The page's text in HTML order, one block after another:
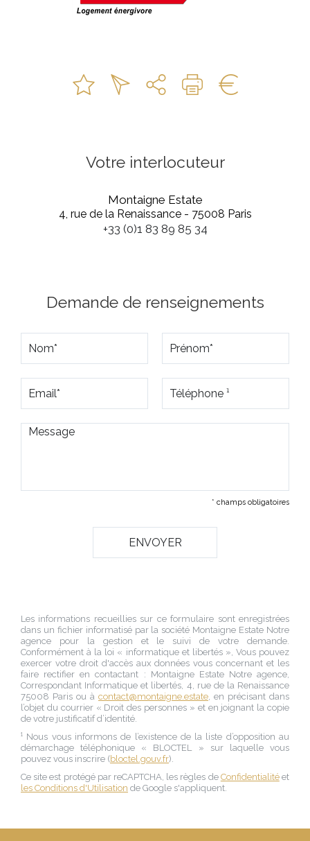
Votre interlocuteur
Montaigne Estate
4, rue de la Renaissance - 75008 Paris
+33 (0)1 83 89 85 34
Demande de renseignements
* champs obligatoires
Les informations recueillies sur ce formulaire sont enregistrées
dans un fichier informatisé par la société Montaigne Estate Notre
agence pour la gestion et le suivi de votre demande.
Conformément à la loi « informatique et libertés », Vous pouvez
exercer votre droit d'accès aux données vous concernant et les
faire rectifier en contactant : Montaigne Estate Notre agence,
Correspondant Informatique et libertés, 4, rue de la Renaissance
75008 Paris ou à contact@montaigne.estate, en précisant dans
l’objet du courrier « Droit des personnes » et en joignant la copie
de votre justificatif d’identité.
¹ Nous vous informons de l’existence de la liste d’opposition au
démarchage téléphonique « BLOCTEL » sur laquelle vous
pouvez vous inscrire (bloctel.gouv.fr).
Ce site est protégé par reCAPTCHA, les règles de Confidentialitéet
les Conditions d'Utilisation de Google s'appliquent.